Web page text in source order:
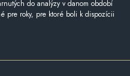
do analýzy v danom období
pre roky, pre ktoré boli k dispozícii